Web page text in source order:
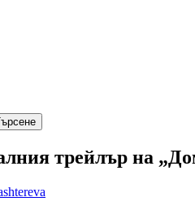
трейлър на